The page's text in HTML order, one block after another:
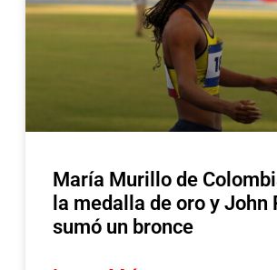
María Murillo de
la medalla de oro y John
sumó un bronce